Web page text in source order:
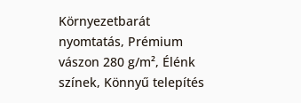
Környezetbarát
nyomtatás, Prémium
vászon 280 g/m², Élénk
színek, Könnyű telepítés